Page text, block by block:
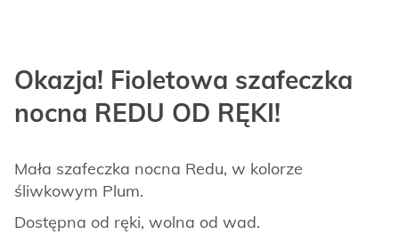
Okazja! Fioletowa szafeczka
nocna REDU OD RĘKI!
Mała szafeczka nocna Redu, w kolorze
śliwkowym Plum.
Dostępna od ręki, wolna od wad.